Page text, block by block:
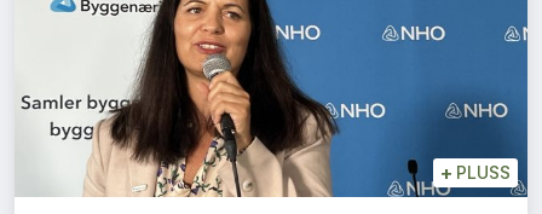
+ PLUSS